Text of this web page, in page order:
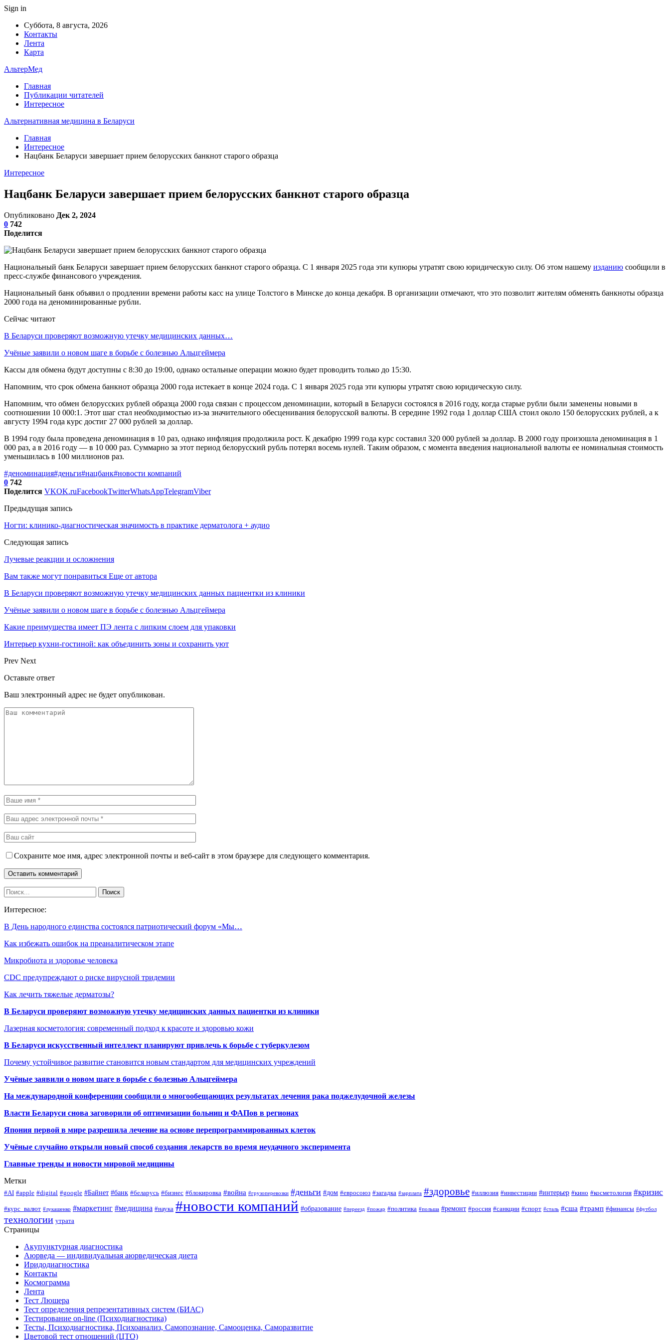
Sign in
Суббота, 8 августа, 2026
Контакты
Лента
Карта
АльтерМед
Главная
Публикации читателей
Интересное
Альтернативная медицина в Беларуси
Главная
Интересное
Нацбанк Беларуси завершает прием белорусских банкнот старого образца
Интересное
Нацбанк Беларуси завершает прием белорусских банкнот старого образца
Опубликовано Дек 2, 2024
0 742
Поделится
Национальный банк Беларуси завершает прием белорусских банкнот старого образца. С 1 января 2025 года эти купюры утратят свою юридическую силу. Об этом нашему изданию сообщили в
пресс-службе финансового учреждения.
Национальный банк объявил о продлении времени работы касс на улице Толстого в Минске до конца декабря. В организации отмечают, что это позволит жителям обменять банкноты образца
2000 года на деноминированные рубли.
Сейчас читают
В Беларуси проверяют возможную утечку медицинских данных…
Учёные заявили о новом шаге в борьбе с болезнью Альцгеймера
Кассы для обмена будут доступны с 8:30 до 19:00, однако остальные операции можно будет проводить только до 15:30.
Напомним, что срок обмена банкнот образца 2000 года истекает в конце 2024 года. С 1 января 2025 года эти купюры утратят свою юридическую силу.
Напомним, что обмен белорусских рублей образца 2000 года связан с процессом деноминации, который в Беларуси состоялся в 2016 году, когда старые рубли были заменены новыми в
соотношении 10 000:1. Этот шаг стал необходимостью из-за значительного обесценивания белорусской валюты. В середине 1992 года 1 доллар США стоил около 150 белорусских рублей, а к
августу 1994 года курс достиг 27 000 рублей за доллар.
В 1994 году была проведена деноминация в 10 раз, однако инфляция продолжила рост. К декабрю 1999 года курс составил 320 000 рублей за доллар. В 2000 году произошла деноминация в 1
000 раз, а в 2016 году — в 10 000 раз. Суммарно за этот период белорусский рубль потерял восемь нулей. Таким образом, с момента введения национальной валюты ее номинальная стоимость
уменьшилась в 100 миллионов раз.
#деноминация#деньги#нацбанк#новости компаний
0 742
Поделится VKOK.ruFacebookTwitterWhatsAppTelegramViber
Предыдущая запись
Ногти: клинико-диагностическая значимость в практике дерматолога + аудио
Следующая запись
Лучевые реакции и осложнения
Вам также могут понравиться Еще от автора
В Беларуси проверяют возможную утечку медицинских данных пациентки из клиники
Учёные заявили о новом шаге в борьбе с болезнью Альцгеймера
Какие преимущества имеет ПЭ лента с липким слоем для упаковки
Интерьер кухни-гостиной: как объединить зоны и сохранить уют
Prev Next
Оставьте ответ
Ваш электронный адрес не будет опубликован.
Сохраните мое имя, адрес электронной почты и веб-сайт в этом браузере для следующего комментария.
Интересное:
В День народного единства состоялся патриотический форум «Мы…
Как избежать ошибок на преаналитическом этапе
Микробиота и здоровье человека
CDC предупреждают о риске вирусной тридемии
Как лечить тяжелые дерматозы?
В Беларуси проверяют возможную утечку медицинских данных пациентки из клиники
Лазерная косметология: современный подход к красоте и здоровью кожи
В Беларуси искусственный интеллект планируют привлечь к борьбе с туберкулезом
Почему устойчивое развитие становится новым стандартом для медицинских учреждений
Учёные заявили о новом шаге в борьбе с болезнью Альцгеймера
На международной конференции сообщили о многообещающих результатах лечения рака поджелудочной железы
Власти Беларуси снова заговорили об оптимизации больниц и ФАПов в регионах
Япония первой в мире разрешила лечение на основе перепрограммированных клеток
Учёные случайно открыли новый способ создания лекарств во время неудачного эксперимента
Главные тренды и новости мировой медицины
Метки
#AI #apple #digital #google #Байнет #банк #беларусь #бизнес #блокировка #война #грузоперевозки #деньги #дом #евросоюз #загадка #зарплата #здоровье #иллюзия #инвестиции #интерьер #кино #косметология #кризис
#курс_валют #лукашенко #маркетинг #медицина #наука #новости компаний #образование #переезд #пожар #политика #польша #ремонт #россия #санкции #спорт #сталь #сша #трамп #финансы #футбол
технологии утрата
Страницы
Акупунктурная диагностика
Аюрведа — индивидуальная аюрведическая диета
Иридодиагностика
Контакты
Космограмма
Лента
Тест Люшера
Тест определения репрезентативных систем (БИАС)
Тестирование on-line (Психодиагностика)
Тесты, Психодиагностика, Психоанализ, Самопознание, Самооценка, Саморазвитие
Цветовой тест отношений (ЦТО)